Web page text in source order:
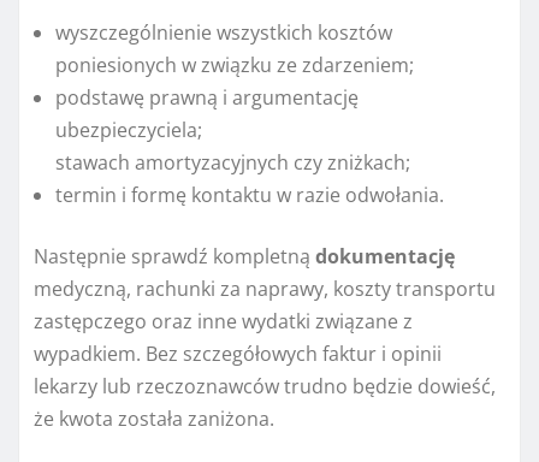
wyszczególnienie wszystkich kosztów
poniesionych w związku ze zdarzeniem;
podstawę prawną i argumentację
ubezpieczyciela;
stawach amortyzacyjnych czy zniżkach;
termin i formę kontaktu w razie odwołania.
Następnie sprawdź kompletną dokumentację
medyczną, rachunki za naprawy, koszty transportu
zastępczego oraz inne wydatki związane z
wypadkiem. Bez szczegółowych faktur i opinii
lekarzy lub rzeczoznawców trudno będzie dowieść,
że kwota została zaniżona.